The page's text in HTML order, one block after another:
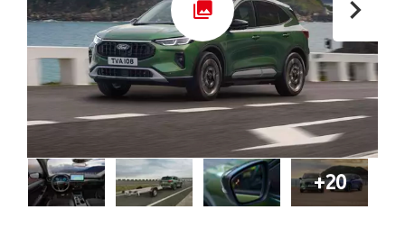
+20